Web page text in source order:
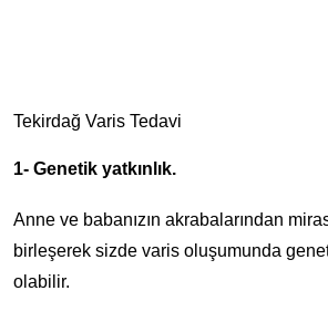
Tekirdağ Varis Tedavi
1- Genetik yatkınlık.
Anne ve babanızın akrabalarından
birleşerek sizde varis oluşumunda
olabilir.